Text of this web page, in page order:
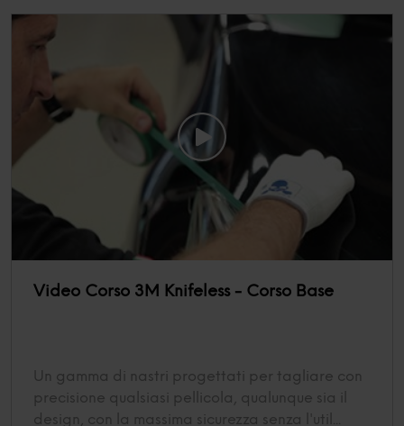
Video Corso 3M Knifeless - Corso Base
Un gamma di nastri progettati per tagliare con
precisione qualsiasi pellicola, qualunque sia il
design, con la massima sicurezza senza l'util...